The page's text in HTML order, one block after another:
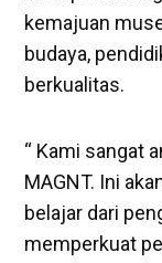
kemajuan
budaya,
berkualitas.
“ Kami sangat
MAGNT. Ini
belajar dari
memperkuat